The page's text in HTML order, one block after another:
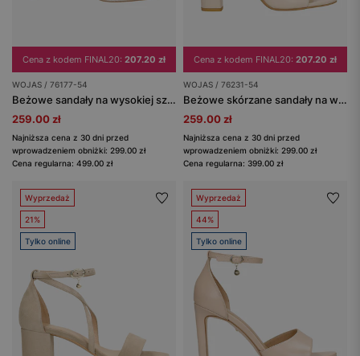
Cena z kodem FINAL20: 207.20 zł
WOJAS / 76177-54
Beżowe sandały na wysokiej szpilce w tłoczony wzór
259.00 zł
Najniższa cena z 30 dni przed
wprowadzeniem obniżki: 299.00 zł
Cena regularna: 499.00 zł
Cena z kodem FINAL20: 207.20 zł
WOJAS / 76231-54
Beżowe skórzane sandały na wysokim słupku
259.00 zł
Najniższa cena z 30 dni przed
wprowadzeniem obniżki: 299.00 zł
Cena regularna: 399.00 zł
Wyprzedaż
21%
Tylko online
Wyprzedaż
44%
Tylko online